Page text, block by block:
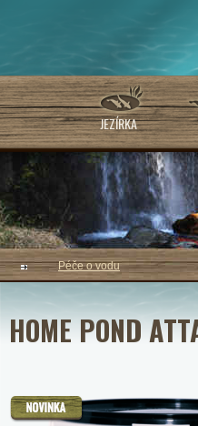
JEZÍRKA
Péče o vodu
HOME POND